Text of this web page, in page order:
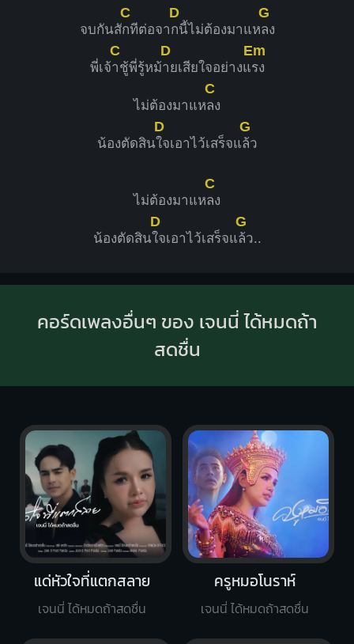
จบกันสั
C
กทีต่อจา
D
กนี้ไม่ต้องมาแห
G
ลง
พี่เจ้
C
าชู้พี่รู้หม้
D
ายเสียใจอย่างแ
Em
รง
ไม่ต้องมาแห
C
ลง
น้องตัดสิน
D
ใจเอาไว้เสร็จแ
G
ล้ว
ไม่ต้องมาแห
C
ลง
น้องตัดสิน
D
ใจเอาไว้เสร็จแ
G
ล้ว..
คอร์ดเพลงอื่นๆ ของ เจนนี่ ได้หมดถ้า
สดชื่น
แด่หัวใจที่แตกสลาย
เจนนี่ ได้หมดถ้าสดชื่น
ครูหมอโนราห์
เจนนี่ ได้หมดถ้าสดชื่น